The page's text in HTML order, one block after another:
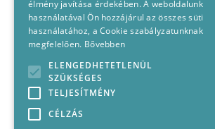
élmény javítása érdekében. A weboldalunk
használatával Ön hozzájárul az összes süti
használatához, a Cookie szabályzatunknak
megfelelően. Bővebben
ELENGEDHETETLENÜL
SZÜKSÉGES
TELJESÍTMÉNY
CÉLZÁS